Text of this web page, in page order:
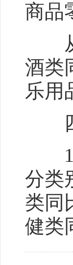
商品
从
酒类
乐用
四
分类
类同
健类